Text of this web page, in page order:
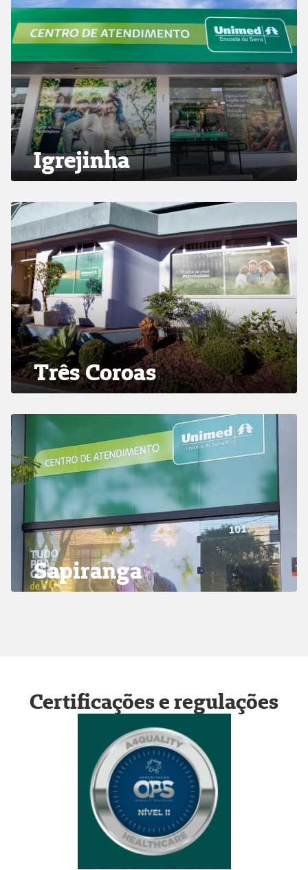
Igrejinha
Três Coroas
Sapiranga
Certificações e regulações